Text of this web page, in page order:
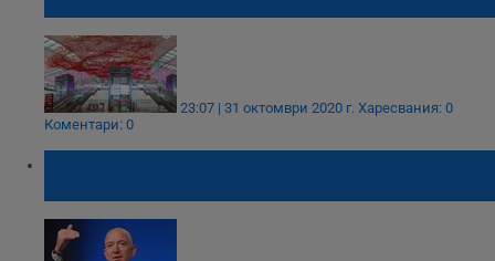
23:07 | 31 октомври 2020 г. Харесвания: 0
Коментари: 0